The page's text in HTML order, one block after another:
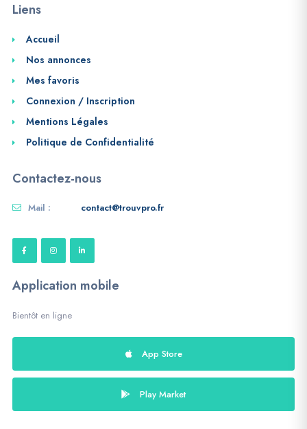
Liens
Accueil
Nos annonces
Mes favoris
Connexion / Inscription
Mentions Légales
Politique de Confidentialité
Contactez-nous
Mail : contact@trouvpro.fr
Application mobile
Bientôt en ligne
App Store
Play Market